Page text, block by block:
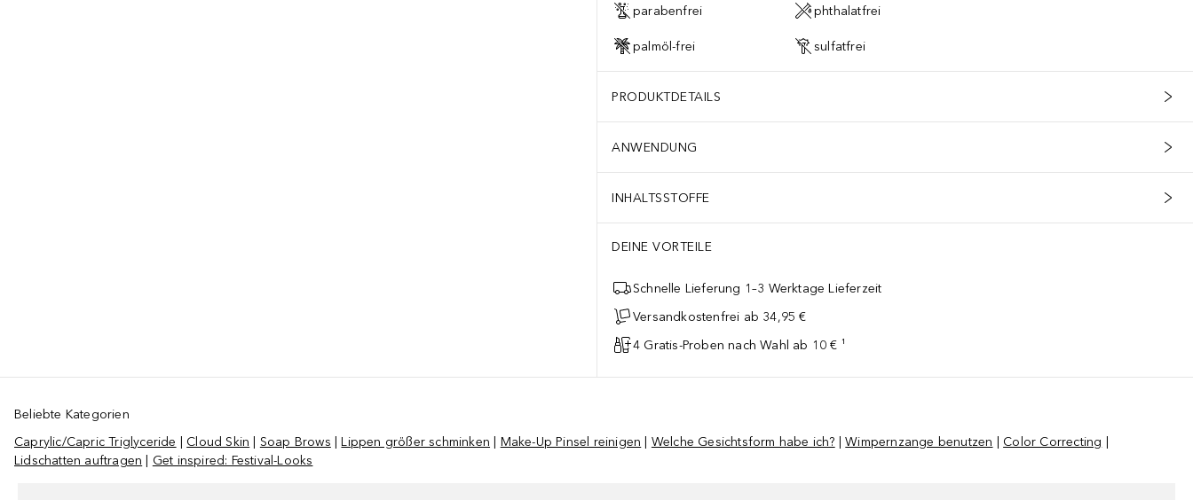
parabenfrei phthalatfrei
palmöl-frei sulfatfrei
PRODUKTDETAILS
ANWENDUNG
INHALTSSTOFFE
DEINE VORTEILE
Schnelle Lieferung 1–3 Werktage Lieferzeit
Versandkostenfrei ab 34,95 €
4 Gratis-Proben nach Wahl ab 10 € ¹
Beliebte Kategorien
Caprylic/Capric Triglyceride
Cloud Skin Soap Brows |Lippen größer schminken Make-Up Pinsel reinigen Welche Gesichtsform habe ich? |Wimpernzange benutzen Color Correcting
Lidschatten auftragen
Get inspired: Festival-Looks